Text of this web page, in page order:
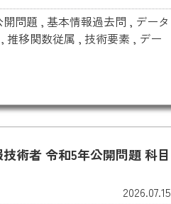
問題 , 基本情報過去問 , データ
, 推移関数従属 , 技術要素 , デー
術者 令和5年公開問題 科目
2026.07.15